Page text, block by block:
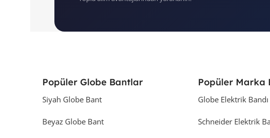
Popüler Globe Bantlar
Siyah Globe Bant
Beyaz Globe Bant
Popüler Marka
Globe Elektrik Bandı
Schneider Elektrik